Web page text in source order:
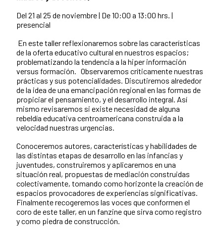
Del 21 al 25 de noviembre | De 10:00 a 13:00 hrs. |
presencial
En este taller reflexionaremos sobre las características
de la oferta educativo cultural en nuestros espacios;
problematizando la tendencia a la hiper información
versus formación. Observaremos críticamente nuestras
prácticas y sus potencialidades. Discutiremos alrededor
de la idea de una emancipación regional en las formas de
propiciar el pensamiento, y el desarrollo integral. Así
mismo revisaremos si existe necesidad de alguna
rebeldía educativa centroamericana construida a la
velocidad nuestras urgencias.
Conoceremos autores, características y habilidades de
las distintas etapas de desarrollo en las infancias y
juventudes, construiremos y aplicaremos en una
situación real, propuestas de mediación construidas
colectivamente, tomando como horizonte la creación de
espacios provocadores de experiencias significativas.
Finalmente recogeremos las voces que conformen el
coro de este taller, en un fanzine que sirva como registro
y como piedra de construcción.